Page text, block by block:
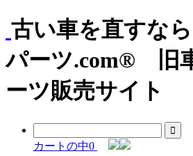
古い車を直すな
パーツ.com® 旧
ーツ販売サイト
カートの中0